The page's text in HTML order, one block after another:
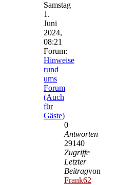
Samstag
1.
Juni
2024,
08:21
Forum:
Hinweise
rund
ums
Forum
(Auch
für
Gäste)
0
Antworten
29140
Zugriffe
Letzter
Beitragvon
Frank62